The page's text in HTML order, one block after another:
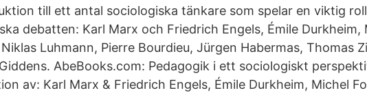
till ett antal sociologiska tänkare som spelar en viktig
debatten: Karl Marx och Friedrich Engels, Émile Durkheim,
Luhmann, Pierre Bourdieu, Jürgen Habermas, Thomas
AbeBooks.com: Pedagogik i ett sociologiskt
av: Karl Marx & Friedrich Engels, Émile Durkheim, Michel